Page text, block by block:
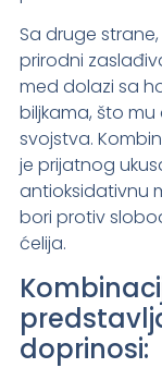
Sa druge
prirodni
med dolazi sa
biljkama, što
svojstva.
je prijatnog
antioksidativnu
bori protiv
ćelija.
doprinosi: